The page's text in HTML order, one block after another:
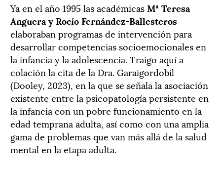
Ya en el año 1995 las académicas Mª Teresa
Anguera y Rocío Fernández-Ballesteros
elaboraban programas de intervención para
desarrollar competencias socioemocionales en
la infancia y la adolescencia. Traigo aquí a
colación la cita de la Dra. Garaigordobil
(Dooley, 2023), en la que se señala la asociación
existente entre la psicopatología persistente en
la infancia con un pobre funcionamiento en la
edad temprana adulta, así como con una amplia
gama de problemas que van más allá de la salud
mental en la etapa adulta.